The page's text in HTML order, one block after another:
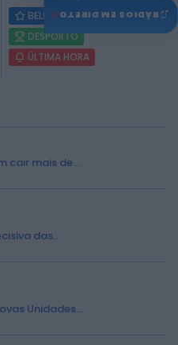
BELMONTE
CULTURA
DESPORTO
ÚLTIMA HORA
cair mais de...
das...
Unidades...
♫
RÁDIOS EM DIRETO